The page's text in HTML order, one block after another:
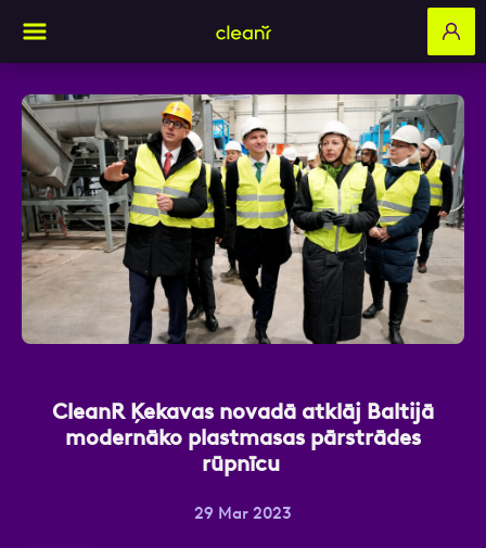
CleanR Ķekavas novadā atklāj Baltijā
modernāko plastmasas pārstrādes
rūpnīcu
29 Mar 2023
Aizpildi pieteikuma formu un mēs ar tevi
sazināsimies
Vārds, Uzvārds